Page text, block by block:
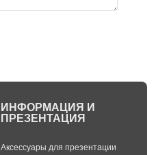
ИНФОРМАЦИЯ И
ПРЕЗЕНТАЦИЯ
Аксессуары для презентации